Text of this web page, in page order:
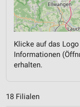
Klicke auf das
Informationen
erhalten.
18 Filialen